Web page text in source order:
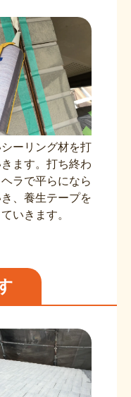
ーリング材を打
ます。打ち終わ
ラで平らになら
、養生テープを
いきます。